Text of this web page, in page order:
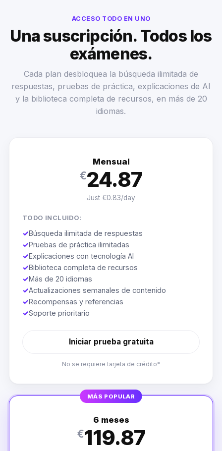
ACCESO TODO EN UNO
Una suscripción. Todos los
exámenes.
Cada plan desbloquea la búsqueda ilimitada de
respuestas, pruebas de práctica, explicaciones de AI
y la biblioteca completa de recursos, en más de 20
idiomas.
Mensual
€24.87
Just €0.83/day
TODO INCLUIDO:
✓Búsqueda ilimitada de respuestas
✓Pruebas de práctica ilimitadas
✓Explicaciones con tecnología AI
✓Biblioteca completa de recursos
✓Más de 20 idiomas
✓Actualizaciones semanales de contenido
✓Recompensas y referencias
✓Soporte prioritario
Iniciar prueba gratuita
No se requiere tarjeta de crédito*
MÁS POPULAR
6 meses
€119.87